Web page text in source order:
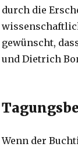
durch die
gewünscht,
und Dietrich
Wenn der